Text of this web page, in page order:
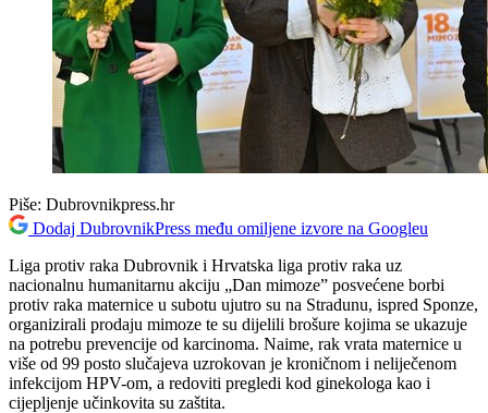
Piše: Dubrovnikpress.hr
Dodaj DubrovnikPress među omiljene izvore na Googleu
Liga protiv raka Dubrovnik i Hrvatska liga protiv raka uz
nacionalnu humanitarnu akciju „Dan mimoze” posvećene borbi
protiv raka maternice u subotu ujutro su na Stradunu, ispred Sponze,
organizirali prodaju mimoze te su dijelili brošure kojima se ukazuje
na potrebu prevencije od karcinoma. Naime, rak vrata maternice u
više od 99 posto slučajeva uzrokovan je kroničnom i neliječenom
infekcijom HPV-om, a redoviti pregledi kod ginekologa kao i
cijepljenje učinkovita su zaštita.